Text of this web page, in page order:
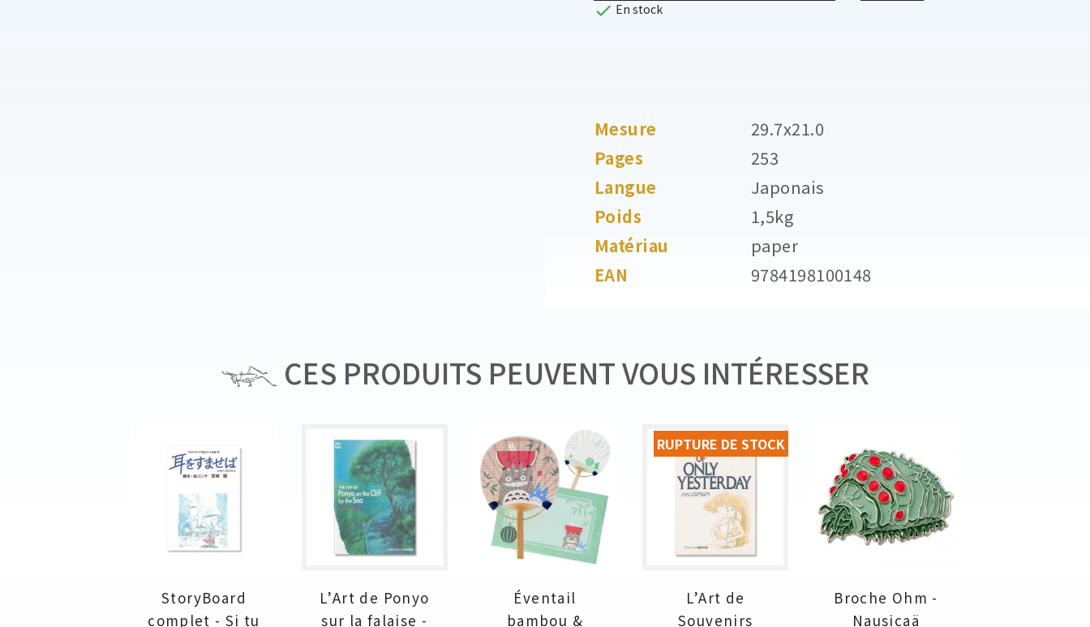
 En stock
Mesure
29.7x21.0
Pages
253
Langue
Japonais
Poids
1,5kg
Matériau
paper
EAN
9784198100148
CES PRODUITS PEUVENT VOUS INTÉRESSER
StoryBoard
complet - Si tu
L’Art de Ponyo
sur la falaise -
Éventail
bambou &
L’Art de
Souvenirs
RUPTURE DE STOCK
Broche Ohm -
Nausicaä